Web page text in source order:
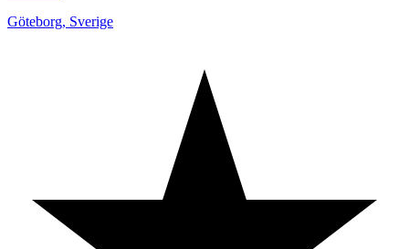
Göteborg, Sverige